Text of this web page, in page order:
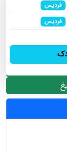
فردیس
فردیس